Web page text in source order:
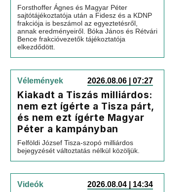
Forsthoffer Ágnes és Magyar Péter
sajtótájékoztatója után a Fidesz és a KDNP
frakciója is beszámol az egyeztetésről,
annak eredményeiről. Bóka János és Rétvári
Bence frakcióvezetők tájékoztatója
elkezdődött.
Vélemények 2026.08.06 | 07:27
Kiakadt a Tiszás milliárdos:
nem ezt ígérte a Tisza párt,
és nem ezt ígérte Magyar
Péter a kampányban
Felföldi József Tisza-szopó milliárdos
bejegyzését változtatás nélkül közöljük.
Videók 2026.08.04 | 14:34